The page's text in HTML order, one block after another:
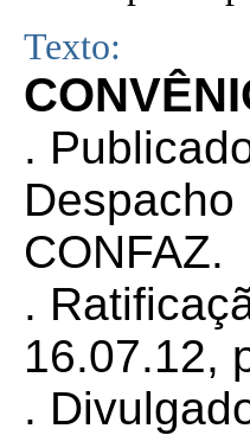
Texto:
.
CONFAZ.
.
16.07.12,
.